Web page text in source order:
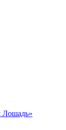
Лошадь»